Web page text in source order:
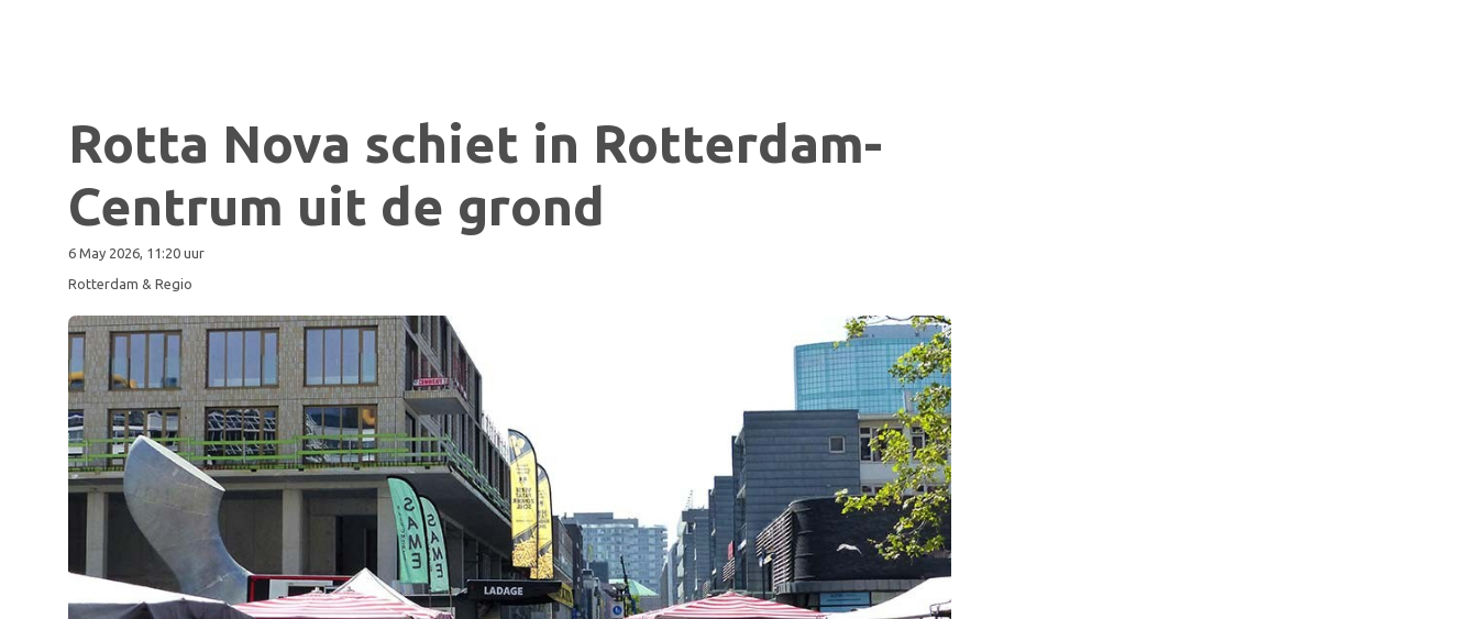
Rotta Nova schiet in Rotterdam-
Centrum uit de grond
6 May 2026, 11:20 uur
Rotterdam & Regio